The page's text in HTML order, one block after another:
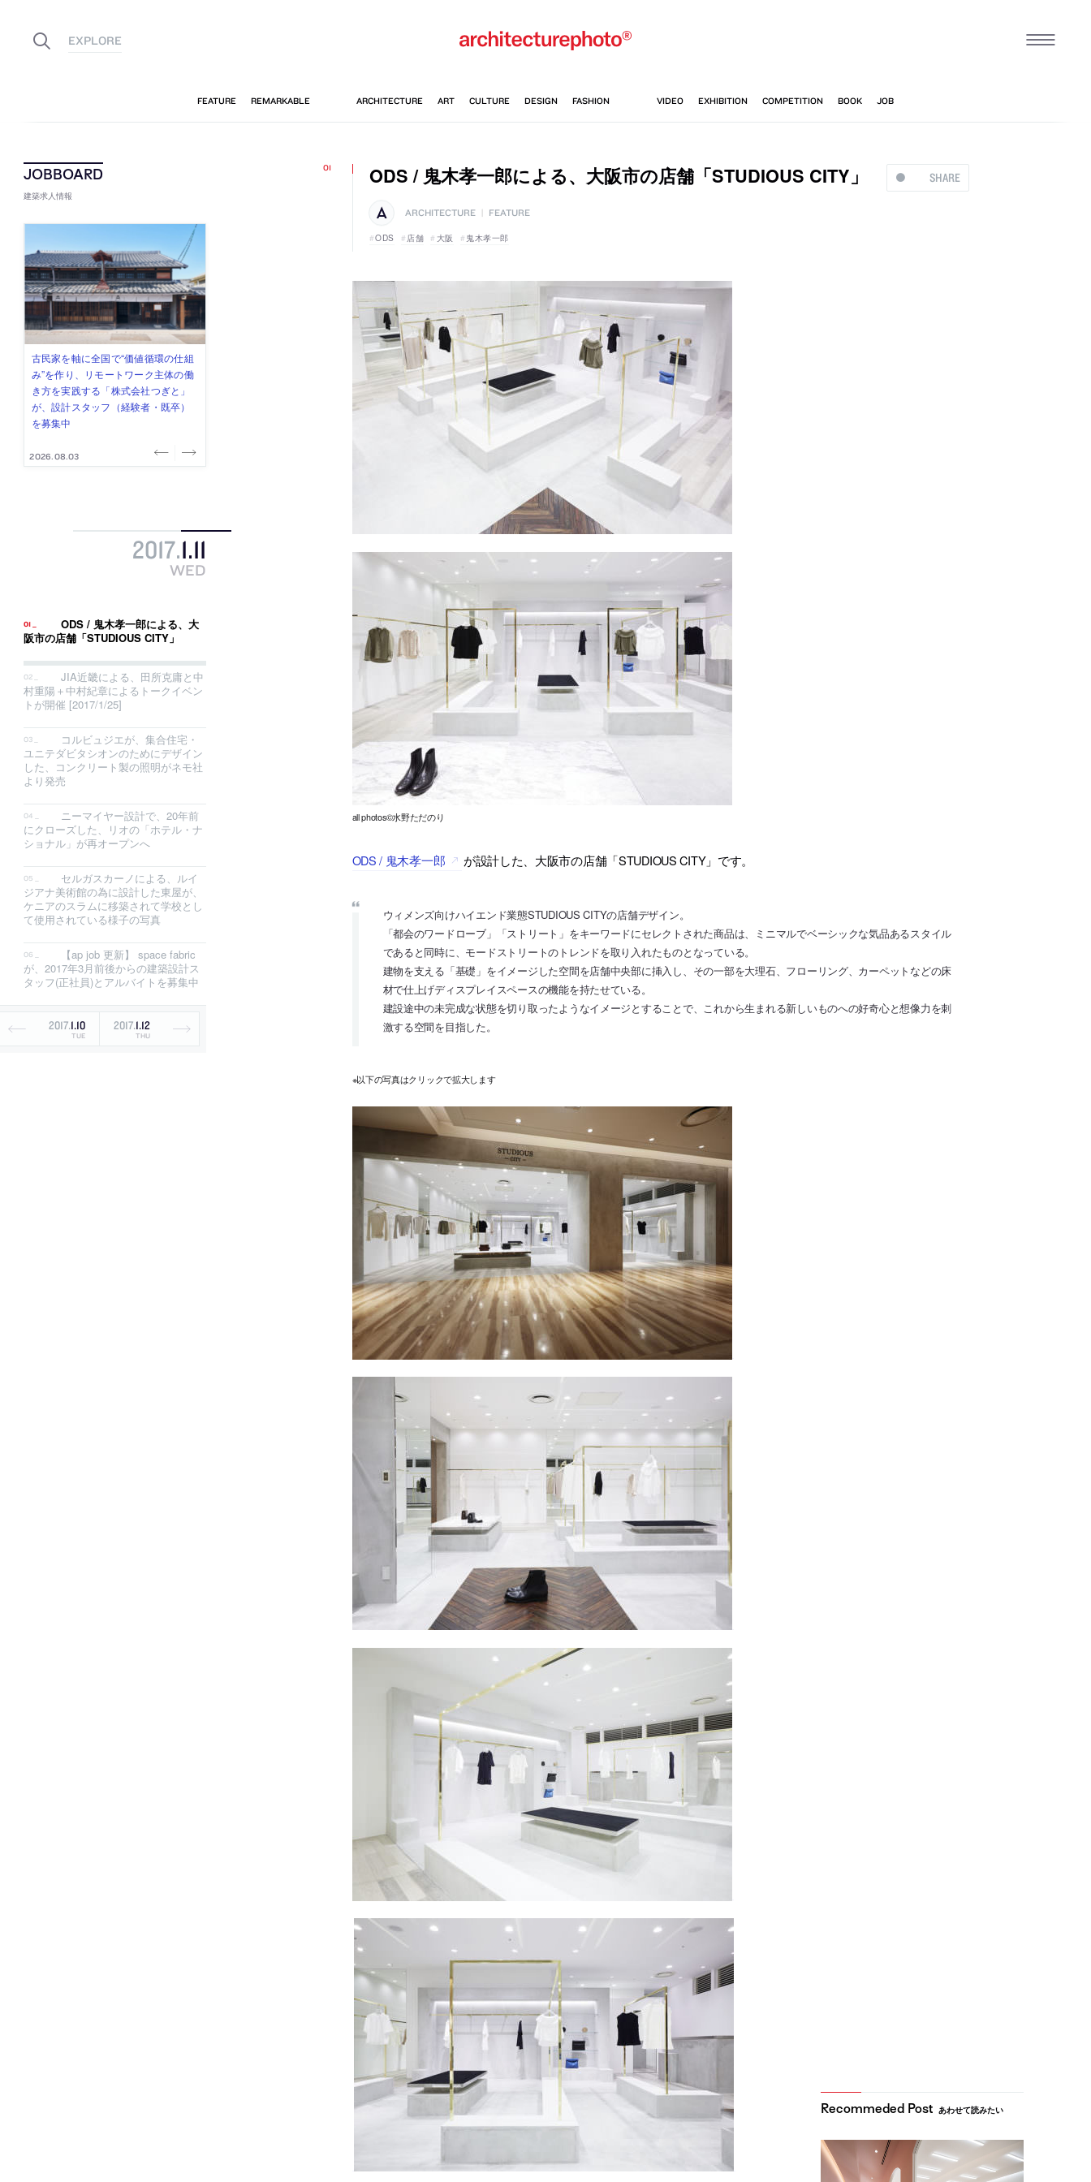
建築求人情報
佐々木慧が主宰する「axonometric株
式会社」が、設計スタッフ（経験
者・既卒・2027年新卒）を募集中
2026.08.07
古民家を軸に全国で“価値循環の仕組
み”を作り、リモートワーク主体の働
き方を実践する「株式会社つぎと」
が、設計スタッフ（経験者・既卒）
を募集中
2026.08.03
リノベる株式会社が、設計パートナ
ー (業務委託) を募集中
2026.08.03
社会への影響力のある建築を手掛
け、スタッフ同士で助け合う環境づ
くりも行う「E.A.S.T.architects」
が、設計スタッフ（経験者・既卒・
2027年新卒）を募集中
2026.07.31
代官山を拠点に活動する「梅澤竜也 /
ALA INC.」が、設計スタッフ・アル
バイト・事務職を募集中
2026.07.30
2017.1.11
WED
ODS / 鬼木孝一郎による、大
阪市の店舗「STUDIOUS CITY」
JIA近畿による、田所克庸と中
村重陽＋中村紀章によるトークイベン
トが開催 [2017/1/25]
コルビュジエが、集合住宅・
ユニテダビタシオンのためにデザイン
した、コンクリート製の照明がネモ社
より発売
ニーマイヤー設計で、20年前
にクローズした、リオの「ホテル・ナ
ショナル」が再オープンへ
セルガスカーノによる、ルイ
ジアナ美術館の為に設計した東屋が、
ケニアのスラムに移築されて学校とし
て使用されている様子の写真
【ap job 更新】 space fabric
が、2017年3月前後からの建築設計ス
タッフ(正社員)とアルバイトを募集中
2017.1.10
TUE
2017.1.12
THU
SHARE
ODS / 鬼木孝一郎による、大阪市の店舗「STUDIOUS CITY」
ARCHITECTURE FEATURE
ODS 店舗 大阪 鬼木孝一郎
all photos©水野ただのり
ODS / 鬼木孝一郎 が設計した、大阪市の店舗「STUDIOUS CITY」です。
ウィメンズ向けハイエンド業態STUDIOUS CITYの店舗デザイン。
「都会のワードローブ」「ストリート」をキーワードにセレクトされた商品は、ミニマルでベーシックな気品あるスタイル
であると同時に、モードストリートのトレンドを取り入れたものとなっている。
建物を支える「基礎」をイメージした空間を店舗中央部に挿入し、その一部を大理石、フローリング、カーペットなどの床
材で仕上げディスプレイスペースの機能を持たせている。
建設途中の未完成な状態を切り取ったようなイメージとすることで、これから生まれる新しいものへの好奇心と想像力を刺
激する空間を目指した。
※以下の写真はクリックで拡大します
あわせて読みたい